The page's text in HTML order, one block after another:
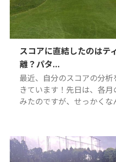
スコアに直結したのはテ
離？パタ...
最近、自分のスコアの分
きています！先日は、各
みたのですが、せっかくな